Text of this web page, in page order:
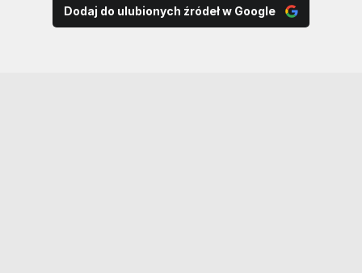
Dodaj do ulubionych źródeł w Google